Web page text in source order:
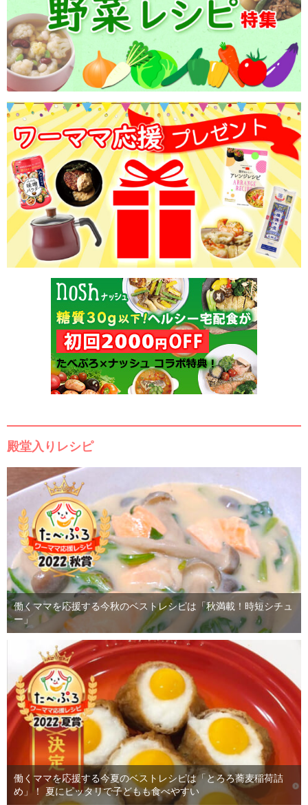
殿堂入りレシピ
働くママを応援する今秋のベストレシピは「秋満載！時短シチュ
ー」
働くママを応援する今夏のベストレシピは「とろろ蕎麦稲荷詰
め」！ 夏にピッタリで子どもも食べやすい